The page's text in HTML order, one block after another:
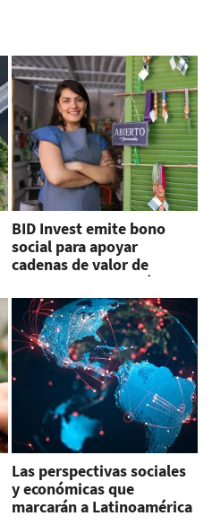
BID Invest emite bono
social para apoyar
cadenas de valor de
mipymes en la región
Las perspectivas sociales
y económicas que
marcarán a Latinoamérica